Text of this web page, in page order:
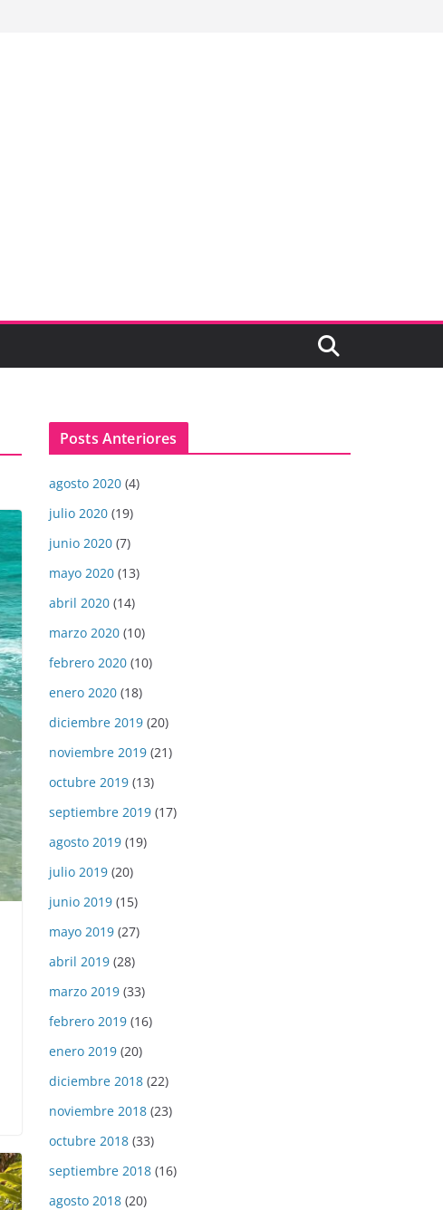
Posts Anteriores
agosto 2020 (4)
julio 2020 (19)
junio 2020 (7)
mayo 2020 (13)
abril 2020 (14)
marzo 2020 (10)
febrero 2020 (10)
enero 2020 (18)
diciembre 2019 (20)
noviembre 2019 (21)
octubre 2019 (13)
septiembre 2019 (17)
agosto 2019 (19)
julio 2019 (20)
junio 2019 (15)
mayo 2019 (27)
abril 2019 (28)
marzo 2019 (33)
febrero 2019 (16)
enero 2019 (20)
diciembre 2018 (22)
noviembre 2018 (23)
octubre 2018 (33)
septiembre 2018 (16)
agosto 2018 (20)